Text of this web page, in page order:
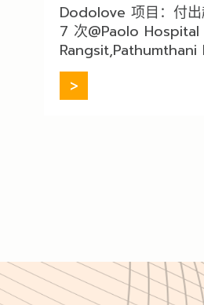
Dodolove 项目：付
7 次@Paolo Hospital
Rangsit,Pathumthani
多，收获越多，项目
[…]